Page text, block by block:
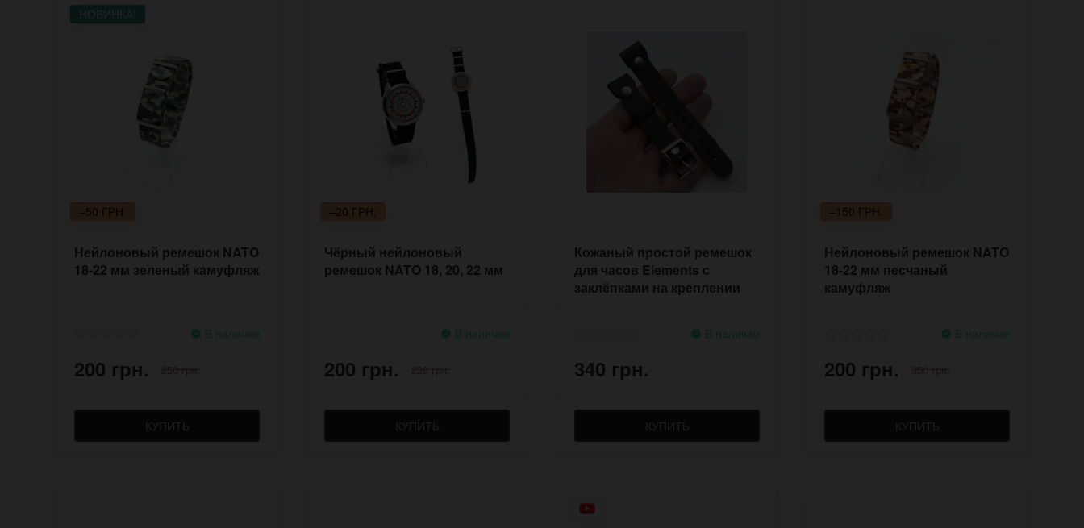
НОВИНКА!
–50 ГРН.
Нейлоновый ремешок NATO
18-22 мм зеленый камуфляж
В наличии
200 грн. 250 грн.
КУПИТЬ
–20 ГРН.
Чёрный нейлоновый
ремешок NATO 18, 20, 22 мм
В наличии
200 грн. 220 грн.
КУПИТЬ
Кожаный простой ремешок
для часов Elements с
заклёпками на креплении
В наличии
340 грн.
КУПИТЬ
–150 ГРН.
Нейлоновый ремешок NATO
18-22 мм песчаный
камуфляж
В наличии
200 грн. 350 грн.
КУПИТЬ